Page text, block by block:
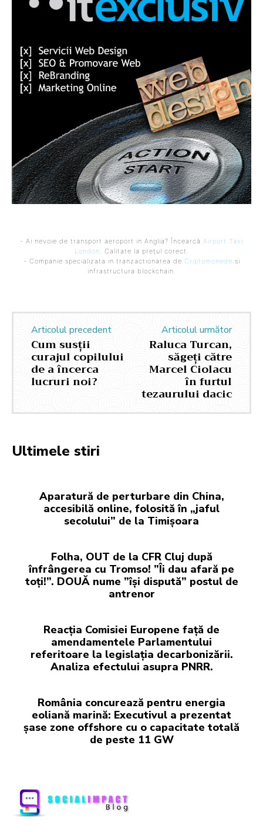
- Ai nevoie de transport aeroport in Anglia? Încearcă Airport Taxi
London. Calitate la prețul corect.
- Companie specializata in tranzactionarea de Criptomonede si
infrastructura blockchain.
Articolul precedent
Cum susții
curajul copilului
de a încerca
lucruri noi?
Articolul următor
Raluca Turcan,
săgeți către
Marcel Ciolacu
în furtul
tezaurului dacic
Ultimele stiri
Aparatură de perturbare din China,
accesibilă online, folosită în „jaful
secolului” de la Timișoara
Folha, OUT de la CFR Cluj după
înfrângerea cu Tromso! ”Îi dau afară pe
toți!”. DOUĂ nume ”își dispută” postul de
antrenor
Reacția Comisiei Europene față de
amendamentele Parlamentului
referitoare la legislația decarbonizării.
Analiza efectului asupra PNRR.
România concurează pentru energia
eoliană marină: Executivul a prezentat
șase zone offshore cu o capacitate totală
de peste 11 GW